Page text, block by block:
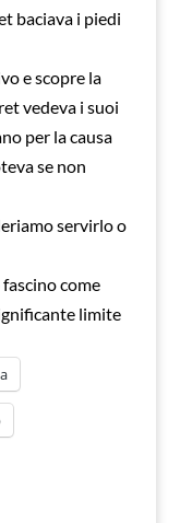
baciava i piedi
e scopre la
vedeva i suoi
per la causa
se non
servirlo o
come
limite